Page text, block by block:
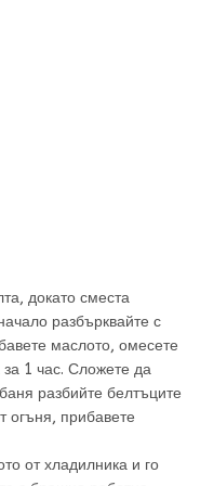
докато сместа
разбърквайте с
маслото, омесете
за 1 час. Сложете да
разбийте белтъците
огъня, прибавете
от хладилника и го